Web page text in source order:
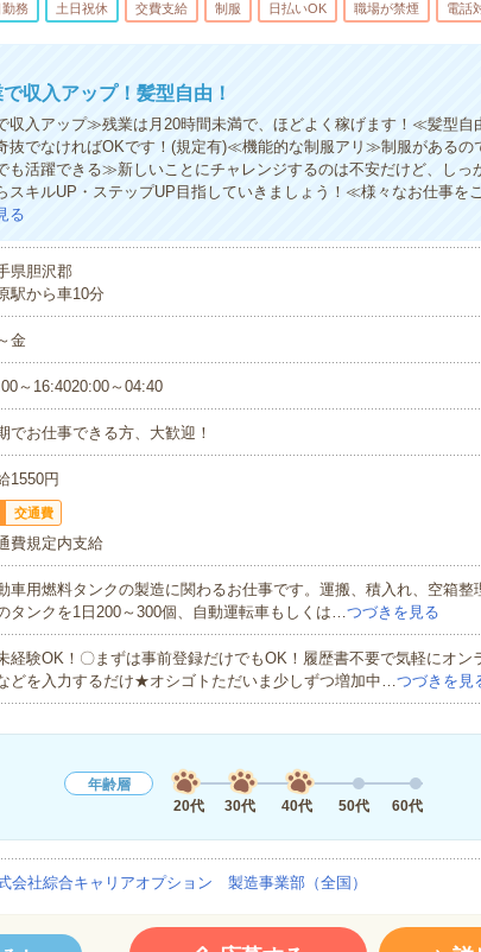
勤務 土日祝休 交費支給 制服 日払いOK 職場が禁煙 電話
収入アップ！髪型自由！
収入アップ≫残業は月20時間未満で、ほどよく稼げます！≪髪型自
抜でなければOKです！(規定有)≪機能的な制服アリ≫制服があるの
活躍できる≫新しいことにチャレンジするのは不安だけど、しっ
スキルUP・ステップUP目指していきましょう！≪様々なお仕事を
る
県胆沢郡
駅から車10分
金
～16:4020:00～04:40
でお仕事できる方、大歓迎！
1550円
交通費
費規定内支給
車用燃料タンクの製造に関わるお仕事です。運搬、積入れ、空箱整
タンクを1日200～300個、自動運転車もしくは…つづきを見る
経験OK！〇まずは事前登録だけでもOK！履歴書不要で気軽にオ
どを入力するだけ★オシゴトただいま少しずつ増加中…つづきを見
年齢層
20代
30代 40代 50代 60代
会社綜合キャリアオプション 製造事業部（全国）